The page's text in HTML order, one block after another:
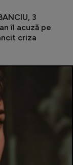
3
îl acuză pe
criza